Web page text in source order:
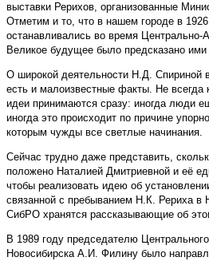
выставки Рерихов, организованные
Отметим и то, что в нашем городе в
останавливались во время Центрально-
Великое будущее было предсказано
О широкой деятельности Н.Д. Спириной
есть и малоизвестные факты. Не всегда
идеи принимаются сразу: иногда люди
иногда это происходит по причине
которым чужды все светлые начинания.
Сейчас трудно даже представить,
положено Наталией Дмитриевной и её
чтобы реализовать идею об
связанной с пребыванием Н.К. Рериха в
СибРО хранятся рассказывающие об
В 1989 году председателю
Новосибирска А.И. Филину было